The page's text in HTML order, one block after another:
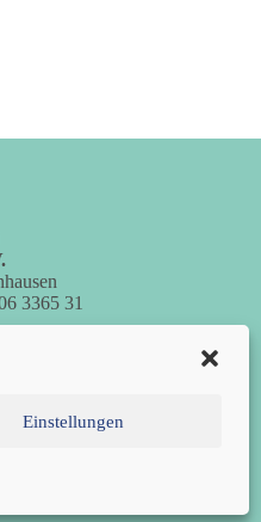
Einstellungen
3365 31